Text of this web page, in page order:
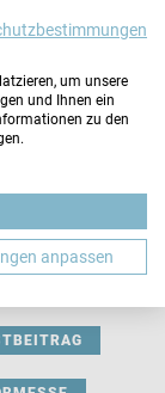
um unsere
und Ihnen ein
zu den
anpassen